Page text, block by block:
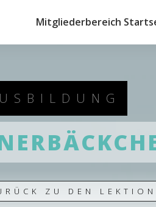
Mitgliederbereich
ZU DEN